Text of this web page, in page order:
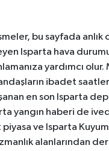
bu sayfada
Isparta hava
yardımcı
ibadet
en son Isparta
yangın haberi de
ve Isparta
alanlarından